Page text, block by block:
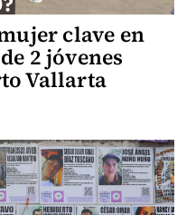
clave en
2 jóvenes
Vallarta